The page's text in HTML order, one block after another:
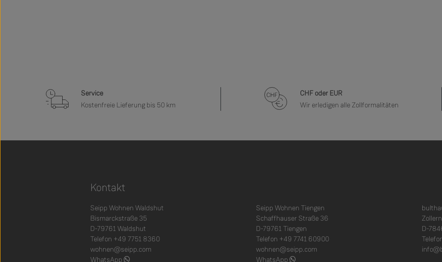
Service
Kostenfreie Lieferung bis 50 km
CHF oder EUR
Wir erledigen alle Zollformalitäten
Kontakt
Seipp Wohnen Waldshut
Bismarckstraße 35
D-79761 Waldshut
Telefon +49 7751 8360
wohnen@seipp.com
WhatsApp
Seipp Wohnen Tiengen
Schaffhauser Straße 36
D-79761 Tiengen
Telefon +49 7741 60900
wohnen@seipp.com
WhatsApp
D-